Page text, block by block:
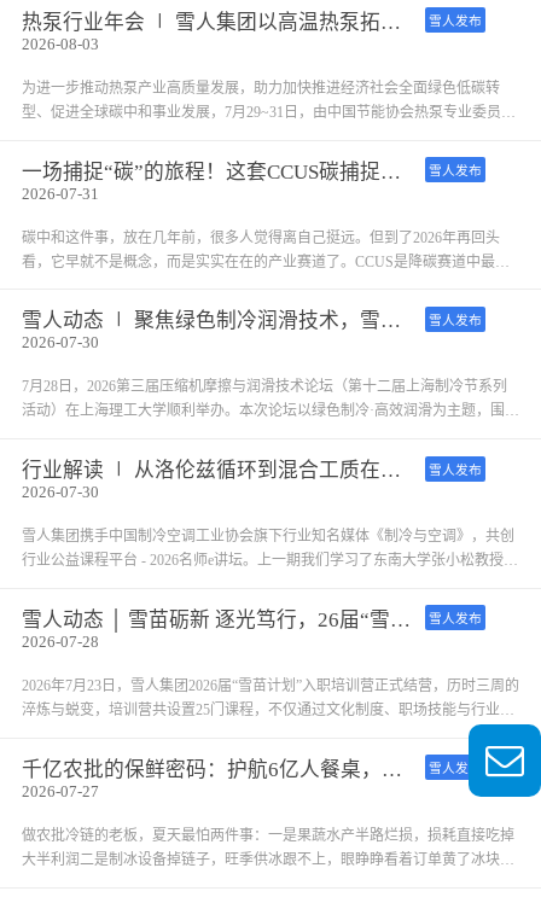
Project 68）聚焦全球工业高温热泵的技术升级与规模化落地，开展为期3年的
多方协同研究。
热泵行业年会 ∣ 雪人集团以高温热泵拓局工业脱碳新赛道 雪人发布
2026-08-03
为进一步推动热泵产业高质量发展，助力加快推进经济社会全面绿色低碳转
型、促进全球碳中和事业发展，7月29~31日，由中国节能协会热泵专业委员会
启十五五，提质破卷拓新程；热泵全场景，节能降碳促转型”为主题。作为能
源与动力领域的行业领袖企业，雪人集团受邀深入参与本届热泵行业年会，携
一场捕捉“碳”的旅程！这套CCUS碳捕捉方案，帮企业降碳又增收 雪人发布
2026-07-31
碳中和这件事，放在几年前，很多人觉得离自己挺远。但到了2026年再回头
看，它早就不是概念，而是实实在在的产业赛道了。CCUS是降碳赛道中最强
把工业尾气中的二氧化碳捕集、提纯、再利用，或者进行地质封存，避免其直
接排入大气。
雪人动态 ∣ 聚焦绿色制冷润滑技术，雪人受邀出席第三届压缩机摩擦与润滑技术论坛 雪人发布
2026-07-30
7月28日，2026第三届压缩机摩擦与润滑技术论坛（第十二届上海制冷节系列
活动）在上海理工大学顺利举办。本次论坛以绿色制冷·高效润滑为主题，围绕
等前沿课题开展产学研深度交流。雪人集团受邀参会，并就工业冷冻系统润滑
应用做专题技术分享。
行业解读 ∣ 从洛伦兹循环到混合工质在大温跨的应用 雪人发布
2026-07-30
雪人集团携手中国制冷空调工业协会旗下行业知名媒体《制冷与空调》，共创
行业公益课程平台 - 2026名师e讲坛。上一期我们学习了东南大学张小松教授关
张小松教授关于工业热泵和零碳工业园区的技术专题。
雪人动态 │ 雪苗砺新 逐光笃行，26届“雪苗计划”结营总结！ 雪人发布
2026-07-28
2026年7月23日，雪人集团2026届“雪苗计划”入职培训营正式结营，历时三周的
淬炼与蜕变，培训营共设置25门课程，不仅通过文化制度、职场技能与行业通
识的模块化学习，为新雪人们完成了职业化的初步塑造；更通过对雪人集团企
业文化、规章制度的深度解读，在每一位“雪苗”心中扎根使命种子，让大家对
未来的征程有了与雪人共进的航向。
千亿农批的保鲜密码：护航6亿人餐桌，为什么是这款块冰机？ 雪人发布
2026-07-27
做农批冷链的老板，夏天最怕两件事：一是果蔬水产半路烂损，损耗直接吃掉
大半利润二是制冰设备掉链子，旺季供冰跟不上，眼睁睁看着订单黄了冰块看